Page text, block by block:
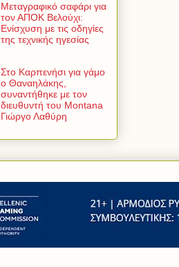
Μεταγραφικό σαφάρι για
τον ΑΠΟΚ Βελούχι:
Ενίσχυση με τις οδηγίες
της τεχνικής ηγεσίας
Στο Καρπενήσι για γάμο
ο Θαναηλάκης,
συναντήθηκε με τον
διευθυντή του Montana
Γιώργο Λαθύρη